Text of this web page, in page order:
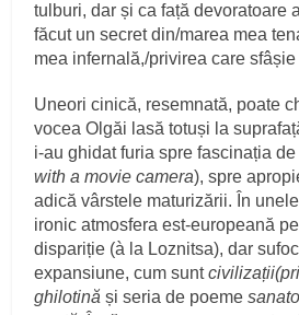
tulburi, dar și ca față devoratoare
făcut un secret din/marea mea
mea infernală,/privirea care sfâșie
Uneori cinică, resemnată, poate
vocea Olgăi lasă totuși la
i-au ghidat furia spre fascinația
with a movie camera), spre
adică vârstele maturizării. În
ironic atmosfera est-europeană
dispariție (à la Loznitsa), dar
expansiune, cum sunt
ghilotină și seria de poeme